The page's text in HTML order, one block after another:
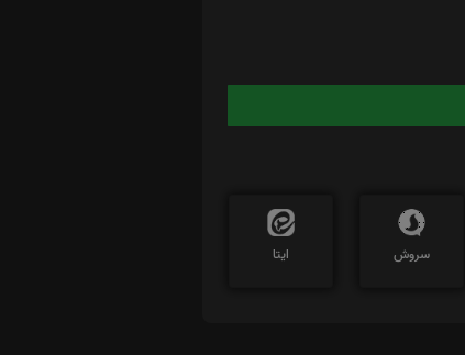
سروش ایتا